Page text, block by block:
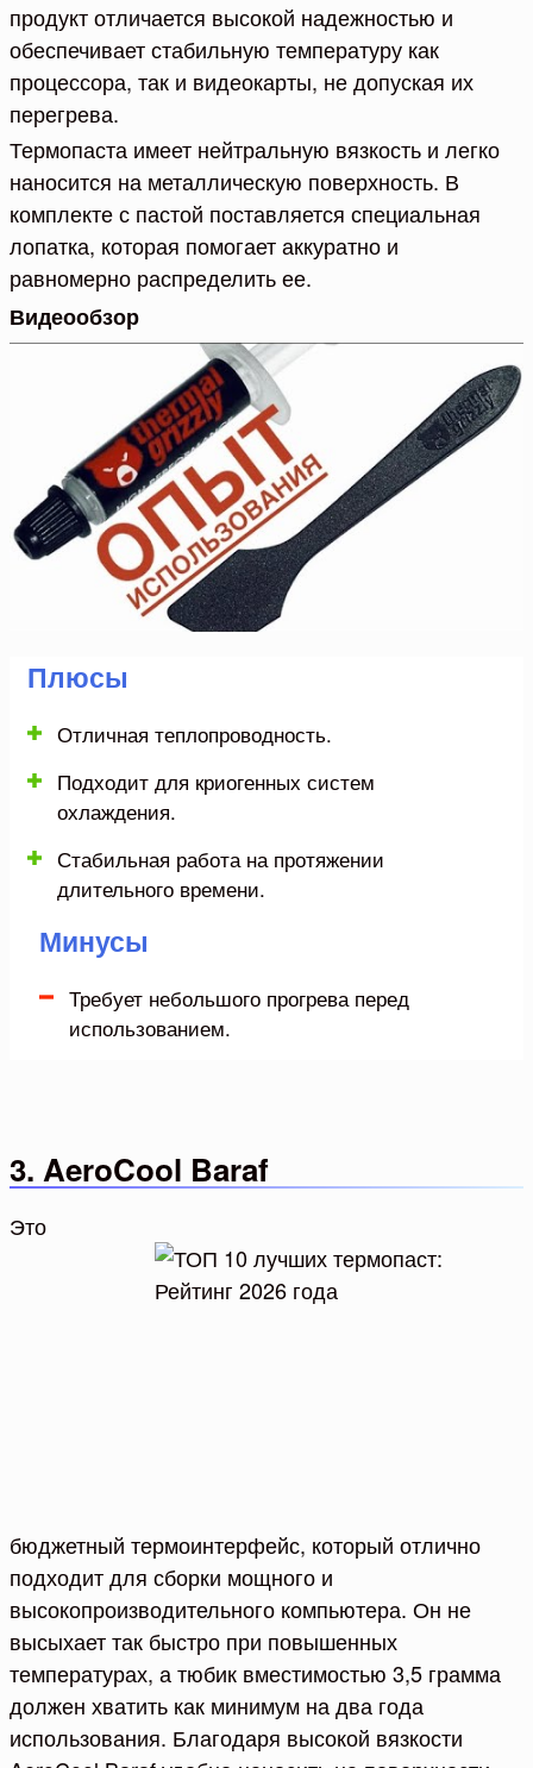
продукт отличается высокой надежностью и
обеспечивает стабильную температуру как
процессора, так и видеокарты, не допуская их
перегрева.
Термопаста имеет нейтральную вязкость и легко
наносится на металлическую поверхность. В
комплекте с пастой поставляется специальная
лопатка, которая помогает аккуратно и
равномерно распределить ее.
Видеообзор
Плюсы
Отличная теплопроводность.
Подходит для криогенных систем
охлаждения.
Стабильная работа на протяжении
длительного времени.
Минусы
Требует небольшого прогрева перед
использованием.
3. AeroCool Baraf
Это
бюджетный термоинтерфейс, который отлично
подходит для сборки мощного и
высокопроизводительного компьютера. Он не
высыхает так быстро при повышенных
температурах, а тюбик вместимостью 3,5 грамма
должен хватить как минимум на два года
использования. Благодаря высокой вязкости